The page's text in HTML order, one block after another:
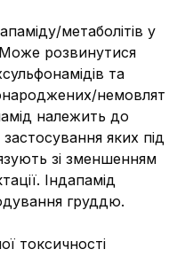
метаболітів у
розвинутися
та
немовлят
належить до
застосування яких під
зі зменшенням
Індапамід
груддю.
токсичності